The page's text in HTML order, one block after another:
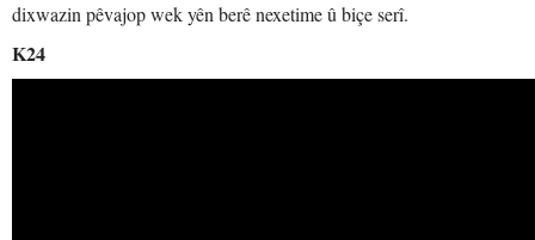
dixwazin pêvajop wek yên berê nexetime û biçe serî.
K24